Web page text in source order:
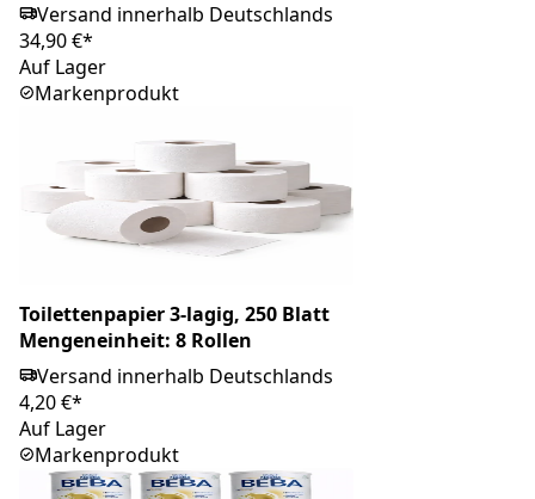
Versand innerhalb Deutschlands
34,90 €*
Auf Lager
Markenprodukt
Toilettenpapier 3-lagig, 250 Blatt
Mengeneinheit: 8 Rollen
Versand innerhalb Deutschlands
4,20 €*
Auf Lager
Markenprodukt